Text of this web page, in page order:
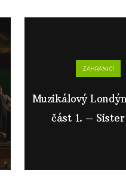
ZAHRANIČÍ
Muzikálový
část 1. –